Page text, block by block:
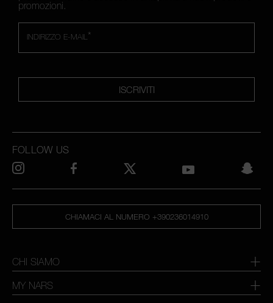
promozioni.
*
INDIRIZZO E-MAIL
ISCRIVITI
CHIAMACI AL NUMERO +390236014910
CHI SIAMO
MY NARS
FOLLOW US